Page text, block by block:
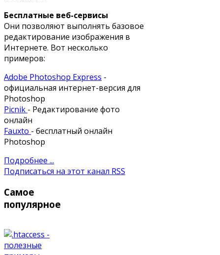
Бесплатные веб-сервисы
Они позволяют выполнять базовое
редактирование изображения в
Интернете. Вот несколько
примеров:
Adobe Photoshop Express -
официальная интернет-версия для
Photoshop
Picnik - Редактирование фото
онлайн
Fauxto - бесплатный онлайн
Photoshop
Подробнее ...
Подписаться на этот канал RSS
Самое
популярное